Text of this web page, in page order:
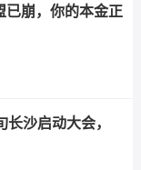
崩，你的本金正
沙启动大会，